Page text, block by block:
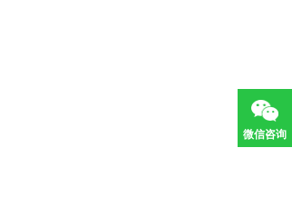
微信咨询